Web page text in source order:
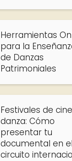
Herramientas
para la
de Danzas
Patrimoniales
Festivales de
danza: Cómo
presentar tu
documental en el
circuito